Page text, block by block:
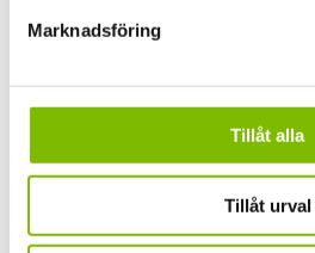
Marknadsföring
Tillåt alla
Tillåt urval
c-c takfack